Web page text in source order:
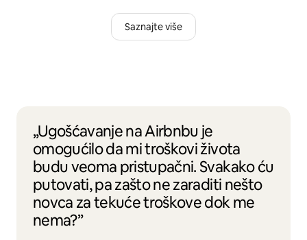
Saznajte više
„Ugošćavanje na Airbnbu je
omogućilo da mi troškovi života
budu veoma pristupačni. Svakako ću
putovati, pa zašto ne zaraditi nešto
novca za tekuće troškove dok me
nema?”